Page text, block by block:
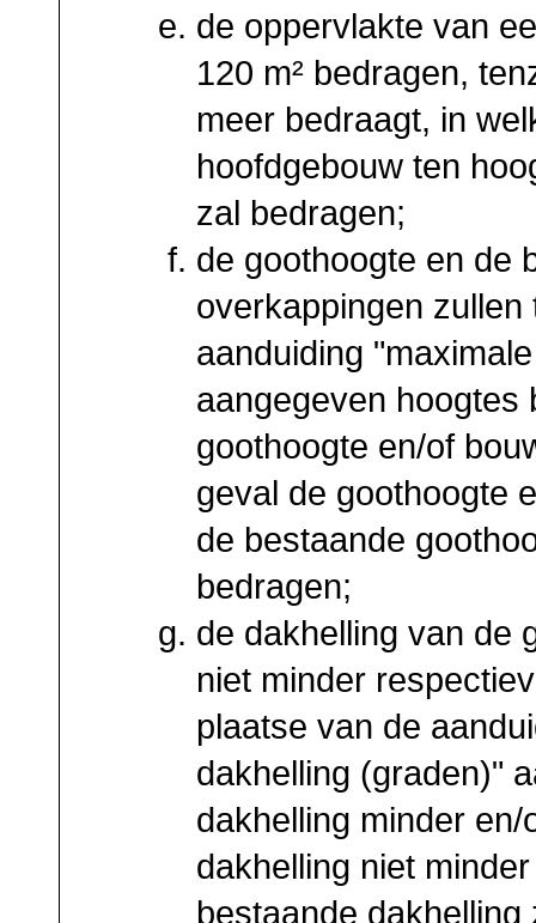
de oppervlakte van
120 m² bedragen,
meer bedraagt, in
hoofdgebouw ten
zal bedragen;
de goothoogte en de
overkappingen
aanduiding
aangegeven hoogtes
goothoogte en/of
geval de goothoogte
de bestaande
bedragen;
de dakhelling van de
niet minder
plaatse van de
dakhelling (graden)"
dakhelling minder
dakhelling niet
bestaande